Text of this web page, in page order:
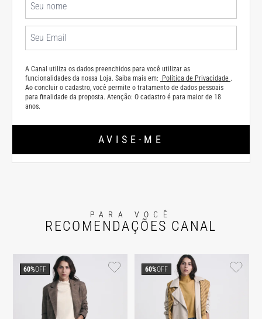
A Canal utiliza os dados preenchidos para você utilizar as
funcionalidades da nossa Loja. Saiba mais em:
Política de Privacidade .
Ao concluir o cadastro, você permite o tratamento de dados pessoais
para finalidade da proposta. Atenção: O cadastro é para maior de 18
anos.
AVISE-ME
PARA VOCÊ
RECOMENDAÇÕES CANAL
60%OFF 60%OFF